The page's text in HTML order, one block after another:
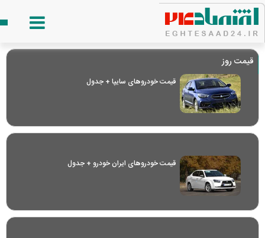
قیمت روز
قیمت خودرو‌های سایپا + جدول
قیمت خودرو‌های ایران خودرو + جدول